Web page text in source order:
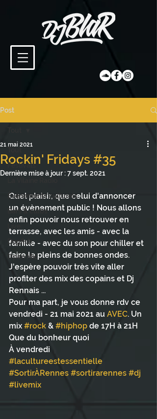
Post
Festivals
Évènements culturels
Bars & clubs
Dogfish
Open Mic
Rockin' Fridays #35
21 mai 2021
Dernière mise à jour :7 sept. 2021
Quel plaisir, que celui d'annoncer
un évènement public ! Nous allons
enfin pouvoir nous retrouver en
terrasse, avec les amis - avec la
famille - avec du son pour chiller et
faire le pleins de bonnes ondes.
J'espère pouvoir très vite aller
profiter des mix des copains et Dj
Rennais ...
Pour ma part, je vous donne rdv ce
vendredi - 21 mai 2021 au AVEC. Un
mix #rock & #hiphop de 17H à 21H
Que du bonheur quoi
À vendredi
#lacultureestessentielle
#SortirÀRennes #sortirarennes #dj
#livemix